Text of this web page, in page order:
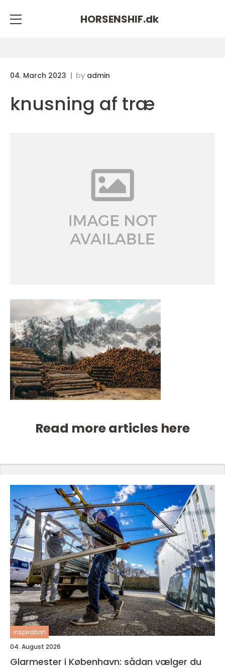
HORSENSHIF.dk
04. March 2023 by admin
knusning af træ
Read more articles here
inspiration
04. August 2026
Glarmester i København: sådan vælger du